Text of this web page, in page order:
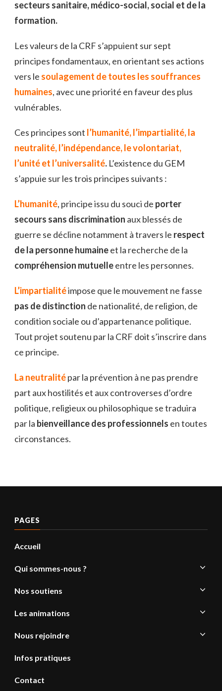
secteurs sanitaire, médico-social, social et de la
formation.
Les valeurs de la CRF s’appuient sur sept
principes fondamentaux, en orientant ses actions
vers le soulagement de toutes les souffrances
humaines, avec une priorité en faveur des plus
vulnérables.
Ces principes sont l’humanité, l’impartialité, la
neutralité, l’indépendance, le volontariat,
l’unité et l’universalité. L’existence du GEM
s’appuie sur les trois principes suivants :
L’humanité, principe issu du souci de porter
secours sans discrimination aux blessés de
guerre se décline notamment à travers le respect
de la personne humaineet la recherche de la
compréhension mutuelleentre les personnes.
L’impartialitéimpose que le mouvement ne fasse
pas de distinction de nationalité, de religion, de
condition sociale ou d’appartenance politique.
Tout projet soutenu par la CRF doit s’inscrire dans
ce principe.
La neutralitépar la prévention à ne pas prendre
part aux hostilités et aux controverses d’ordre
politique, religieux ou philosophique se traduira
par la bienveillance des professionnels en toutes
circonstances.
PAGES
Accueil
Qui sommes-nous ?
Nos soutiens
Les animations
Nous rejoindre
Infos pratiques
Contact